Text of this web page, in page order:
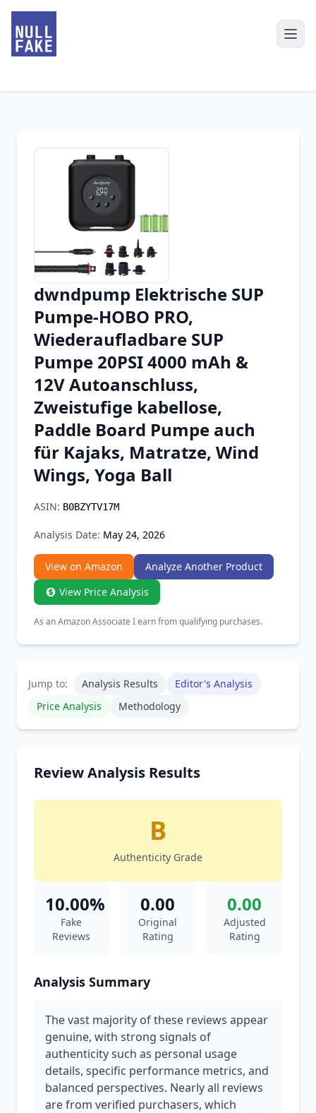
Chrome Extension
Firefox Add-on
dwndpump Elektrische SUP
Pumpe-HOBO PRO,
Wiederaufladbare SUP
Pumpe 20PSI 4000 mAh &
12V Autoanschluss,
Zweistufige kabellose,
Paddle Board Pumpe auch
für Kajaks, Matratze, Wind
Wings, Yoga Ball
ASIN: B0BZYTV17M
Analysis Date: May 24, 2026
View on Amazon
Analyze Another Product
View Price Analysis
As an Amazon Associate I earn from qualifying purchases.
Jump to: Analysis Results
Editor's Analysis
Price Analysis
Methodology
Review Analysis Results
B
Authenticity Grade
10.00%
Fake
Reviews
0.00
Original
Rating
0.00
Adjusted
Rating
Analysis Summary
The vast majority of these reviews appear
genuine, with strong signals of
authenticity such as personal usage
details, specific performance metrics, and
balanced perspectives. Nearly all reviews
are from verified purchasers, which